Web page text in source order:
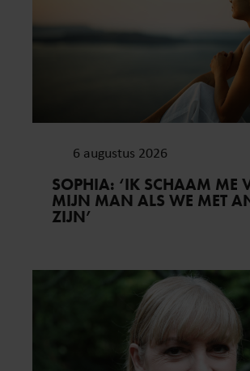
6 augustus 2026
SOPHIA: ‘IK SCHAAM ME
MIJN MAN ALS WE MET
ZIJN’